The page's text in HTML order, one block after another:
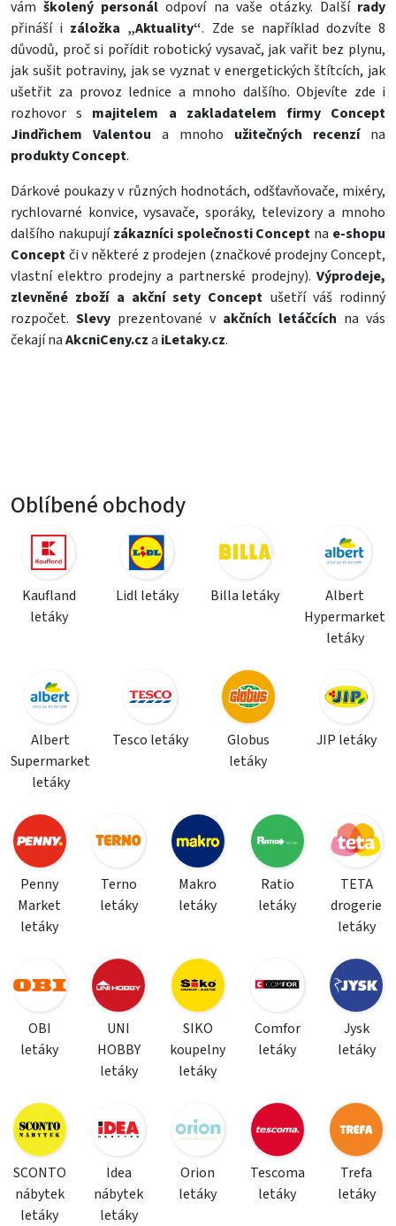
vámškolený personál odpoví na vaše otázky. Další rady
přináší i záložka „Aktuality“. Zde se například dozvíte 8
důvodů, proč si pořídit robotický vysavač, jak vařit bez plynu,
jak sušit potraviny, jak se vyznat v energetických štítcích, jak
ušetřit za provoz lednice a mnoho dalšího. Objevíte zde i
rozhovor s majitelem a zakladatelem firmy Concept
Jindřichem Valentou a mnoho užitečných recenzína
produkty Concept.
Dárkové poukazy v různých hodnotách, odšťavňovače, mixéry,
rychlovarné konvice,vysavače,sporáky, televizorya mnoho
dalšího nakupujízákazníci společnosti Concept na e-shopu
Conceptči v některé z prodejen (značkové prodejny Concept,
vlastní elektro prodejny a partnerské prodejny). Výprodeje,
zlevněné zboží a akční sety Concept ušetří váš rodinný
rozpočet. Slevy prezentované v akčních letáčcích na vás
čekají naAkcniCeny.cza iLetaky.cz.
Oblíbené obchody
Kaufland
letáky
Lidl letáky Billa letáky
Albert
Hypermarket
letáky
Albert
Supermarket
letáky
Tesco letáky
Globus
letáky
JIP letáky
Penny
Market
letáky
Terno
letáky
Makro
letáky
Ratio
letáky
TETA
drogerie
letáky
OBI
letáky
UNI
HOBBY
letáky
SIKO
koupelny
letáky
Comfor
letáky
Jysk
letáky
SCONTO
nábytek
letáky
Idea
nábytek
letáky
Orion
letáky
Tescoma
letáky
Trefa
letáky